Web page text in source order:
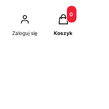
Zaloguj się
Produkty w
Koszyk